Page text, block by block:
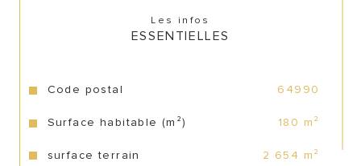
Les infos
ESSENTIELLES
Caractéristiques Valeurs
Code postal 64990
Surface habitable (m²) 180 m²
surface terrain 2 654 m²
Charmez par ses prestations de qualité, une
visite suffira pour un coup de coeur !